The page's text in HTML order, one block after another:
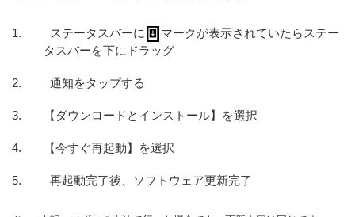
ステータスバーに
マークが表示されていたらステー
タスバーを下にドラッグ
通知をタップする
【ダウンロードとインストール】を選択
【今すぐ再起動】を選択
再起動完了後、ソフトウェア更新完了